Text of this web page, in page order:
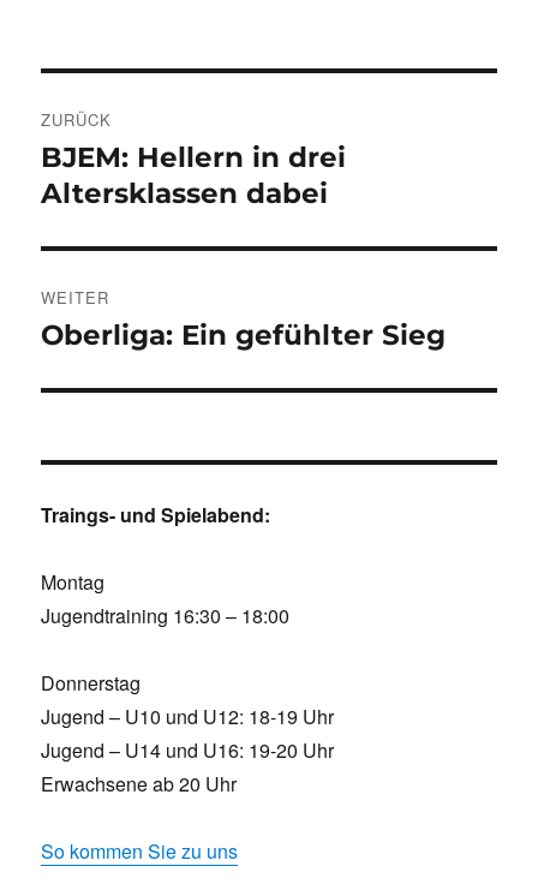
ZURÜCK
Vorheriger
Beitrag:
BJEM: Hellern in drei
Altersklassen dabei
WEITER
Nächster
Oberliga: Ein gefühlter Sieg
Traings- und Spielabend:
Montag
Jugendtraining 16:30 – 18:00
Donnerstag
Jugend – U10 und U12: 18-19 Uhr
Jugend – U14 und U16: 19-20 Uhr
Erwachsene ab 20 Uhr
So kommen Sie zu uns